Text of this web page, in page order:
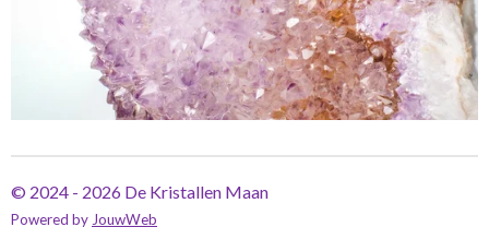
© 2024 - 2026 De Kristallen Maan
Powered by JouwWeb